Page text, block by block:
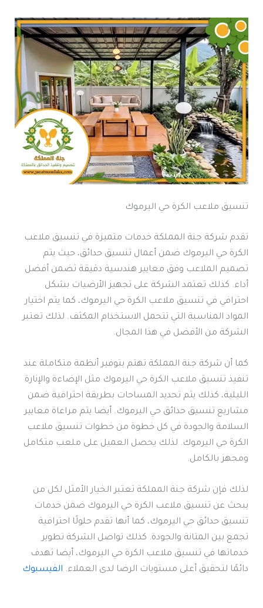
تنسيق ملاعب الكرة حي اليرموك
تقدم شركة جنة المملكة خدمات متميزة في تنسيق ملاعب
الكرة حي اليرموك ضمن أعمال تنسيق حدائق، حيث يتم
تصميم الملاعب وفق معايير هندسية دقيقة تضمن أفضل
أداء. كذلك تعتمد الشركة على تجهيز الأرضيات بشكل
احترافي في تنسيق ملاعب الكرة حي اليرموك، كما يتم اختيار
المواد المناسبة التي تتحمل الاستخدام المكثف. لذلك تعتبر
الشركة من الأفضل في هذا المجال.
كما أن شركة جنة المملكة تهتم بتوفير أنظمة متكاملة عند
تنفيذ تنسيق ملاعب الكرة حي اليرموك مثل الإضاءة والإنارة
الليلية، كذلك يتم تحديد المساحات بطريقة احترافية ضمن
مشاريع تنسيق حدائق حي اليرموك. أيضا يتم مراعاة معايير
السلامة والجودة في كل خطوة من خطوات تنسيق ملاعب
الكرة حي اليرموك. لذلك يحصل العميل على ملعب متكامل
ومجهز بالكامل.
لذلك فإن شركة جنة المملكة تعتبر الخيار الأمثل لكل من
يبحث عن تنسيق ملاعب الكرة حي اليرموك ضمن خدمات
تنسيق حدائق حي اليرموك، كما أنها تقدم حلولًا احترافية
تجمع بين المتانة والجودة. كذلك تواصل الشركة تطوير
خدماتها في تنسيق ملاعب الكرة حي اليرموك، أيضا تهدف
دائمًا لتحقيق أعلى مستويات الرضا لدى العملاء. الفيسبوك